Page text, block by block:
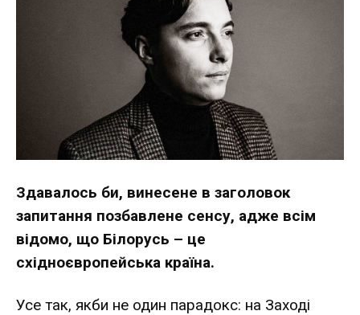
Здавалось би, винесене в заголовок
запитання позбавлене сенсу, адже всім
відомо, що Білорусь – це
східноєвропейська країна.
Усе так, якби не один парадокс: на Заході